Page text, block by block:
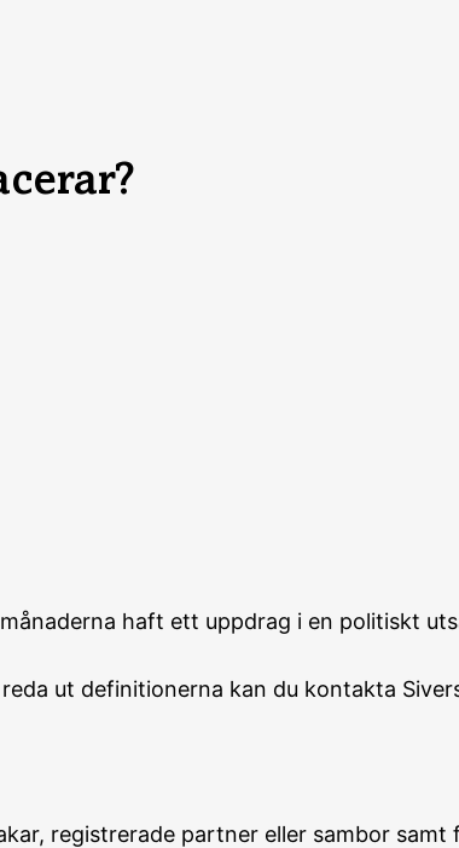
haft ett uppdrag i en politiskt
ut definitionerna kan du kontakta
registrerade partner eller sambor samt